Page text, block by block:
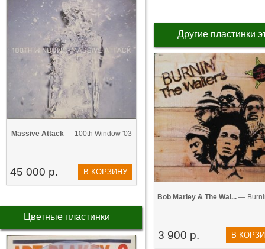
Massive Attack— 100th Window '03
45 000 р. В КОРЗИНУ
Цветные пластинки
Другие пластинки
Bob Marley & The Wai... —
3 900 р. В